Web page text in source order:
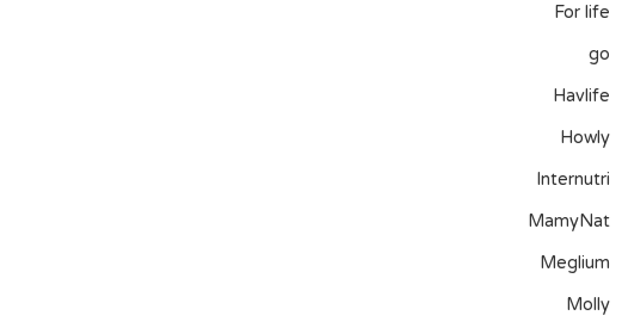
For life
go
Havlife
Howly
Internutri
MamyNat
Meglium
Molly